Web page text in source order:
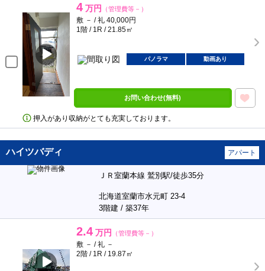
4 万円 （管理費等－）
敷 － / 礼 40,000円
1階 / 1R / 21.85㎡
パノラマ 動画あり
お問い合わせ(無料)
押入があり収納がとても充実しております。
ハイツバディ アパート
ＪＲ室蘭本線 鷲別駅/徒歩35分
北海道室蘭市水元町 23-4
3階建 / 築37年
2.4 万円 （管理費等－）
敷 － / 礼 －
2階 / 1R / 19.87㎡